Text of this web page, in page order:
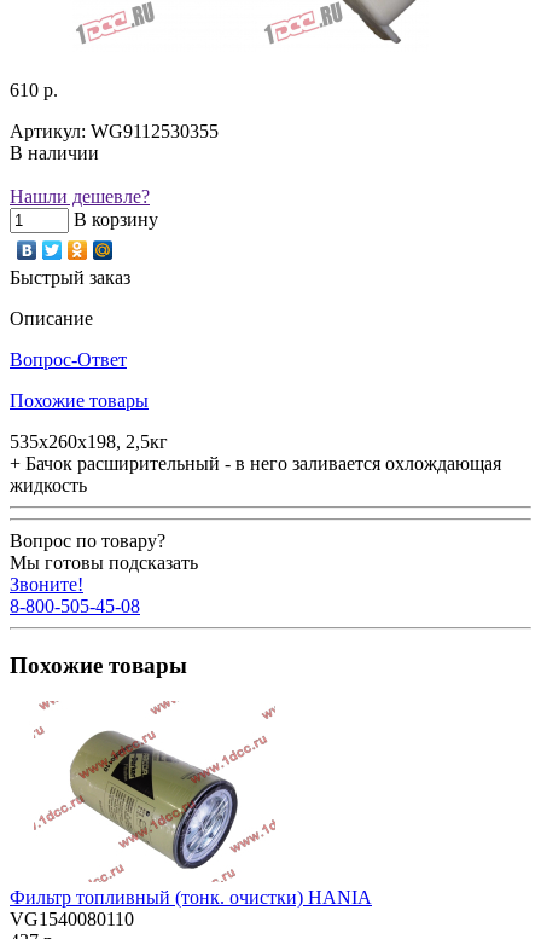
610 р.
Артикул: WG9112530355
В наличии
Нашли дешевле?
В корзину
Быстрый заказ
Описание
Вопрос-Ответ
Похожие товары
535х260х198, 2,5кг
+ Бачок расширительный - в него заливается охлождающая
жидкость
Вопрос по товару?
Мы готовы подсказать
Звоните!
8-800-505-45-08
Похожие товары
Фильтр топливный (тонк. очистки) HANIA
VG1540080110